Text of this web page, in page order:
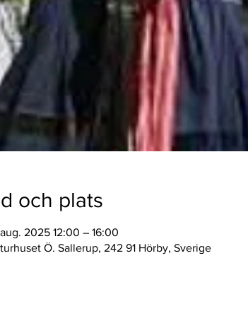
och plats
2025 12:00 – 16:00
Ö. Sallerup, 242 91 Hörby, Sverige